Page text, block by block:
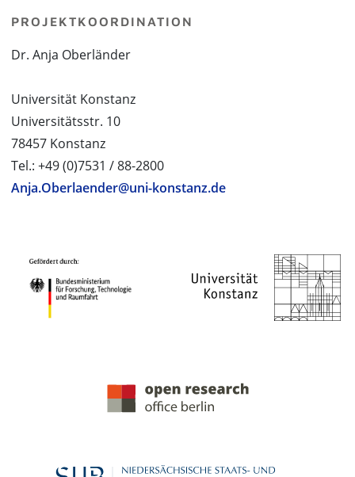
PROJEKTKOORDINATION
Dr. Anja Oberländer
Universität Konstanz
Universitätsstr. 10
78457 Konstanz
Tel.: +49 (0)7531 / 88-2800
Anja.Oberlaender@uni-konstanz.de